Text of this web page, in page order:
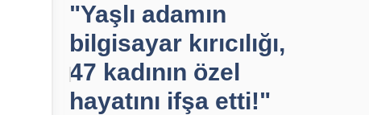
"Yaşlı adamın
bilgisayar kırıcılığı,
47 kadının özel
hayatını ifşa etti!"